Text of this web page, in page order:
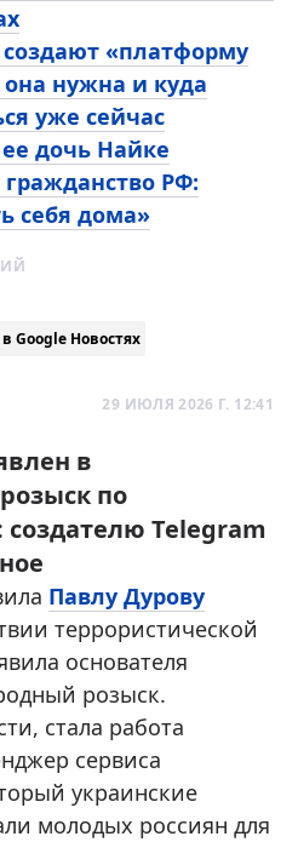
«платформу
нужна и куда
уже сейчас
дочь Найке
РФ:
себя дома»
Google Новостях
29 ИЮЛЯ 2026 Г. 12:41
в
по
Telegram
Павлу Дурову
террористической
основателя
розыск.
стала работа
сервиса
украинские
молодых россиян для